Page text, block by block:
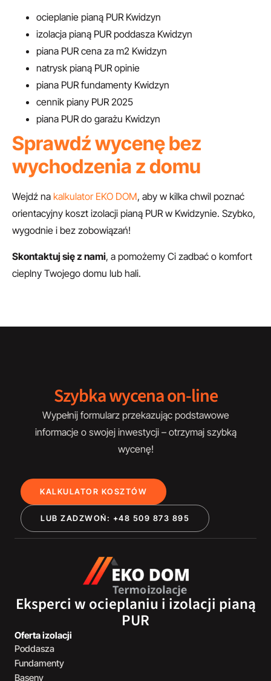
ocieplanie pianą PUR Kwidzyn
izolacja pianą PUR poddasza Kwidzyn
piana PUR cena za m2 Kwidzyn
natrysk pianą PUR opinie
piana PUR fundamenty Kwidzyn
cennik piany PUR 2025
piana PUR do garażu Kwidzyn
Sprawdź wycenę bez
wychodzenia z domu
Wejdź na kalkulator EKO DOM, aby w kilka chwil poznać
orientacyjny koszt izolacji pianą PUR w Kwidzynie. Szybko,
wygodnie i bez zobowiązań!
Skontaktuj się z nami, a pomożemy Ci zadbać o komfort
cieplny Twojego domu lub hali.
Szybka wycena on-line
Wypełnij formularz przekazując podstawowe
informacje o swojej inwestycji – otrzymaj szybką
wycenę!
KALKULATOR KOSZTÓW
LUB ZADZWOŃ: +48 509 873 895
Eksperci w ocieplaniu i izolacji pianą
PUR
Oferta izolacji
Poddasza
Fundamenty
Baseny